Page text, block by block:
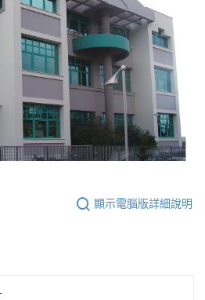
顯示電腦版詳細說明